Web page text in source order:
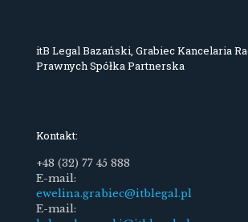
itB Legal Bazański, Grabiec Kancelaria
Prawnych Spółka Partnerska
Kontakt:
+48 (32) 77 45 888
E-mail:
ewelina.grabiec@itblegal.pl
E-mail: